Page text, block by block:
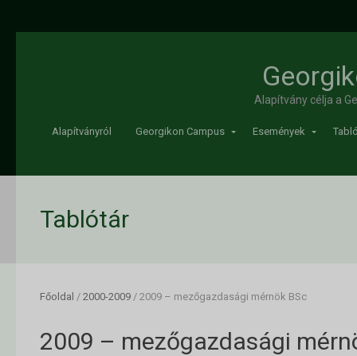
Alapítvány célja a
Alapítványról Georgikon Campus Események
Tablótár
Főoldal / 2000-2009 / 2009 – mezőgazdasági mérnök BSc
2009 – mezőgazdasági